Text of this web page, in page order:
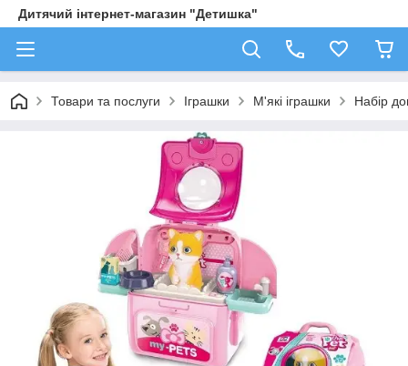
Дитячий інтернет-магазин "Детишка"
Товари та послуги Іграшки М'які іграшки Набір